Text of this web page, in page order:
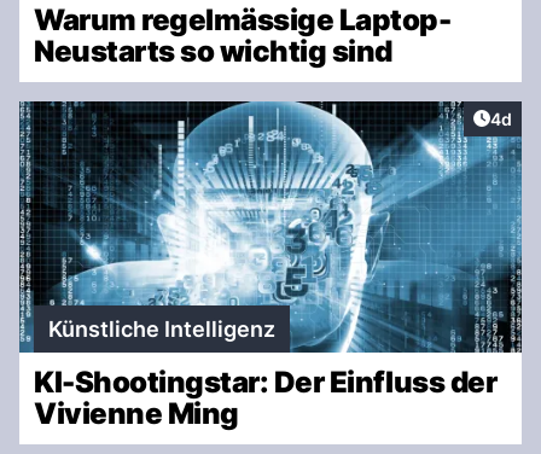
Warum regelmässige Laptop-
Neustarts so wichtig sind
4d
Künstliche Intelligenz
KI-Shootingstar: Der Einfluss der
Vivienne Ming